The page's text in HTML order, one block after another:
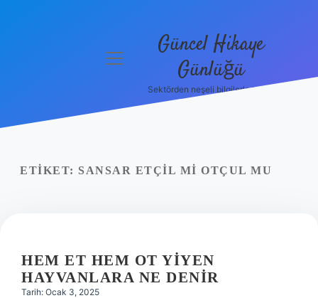
menüyü
Güncel Hikaye
Günlüğü
Sektörden neşeli bilgilerle tanış!
ETIKET: SANSAR ETÇIL MI OTÇUL MU
HEM ET HEM OT YIYEN
HAYVANLARA NE DENIR
Tarih: Ocak 3, 2025